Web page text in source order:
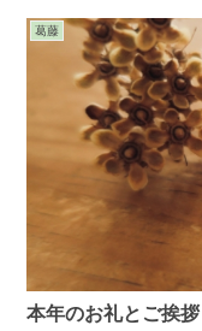
葛藤
本年のお礼とご挨